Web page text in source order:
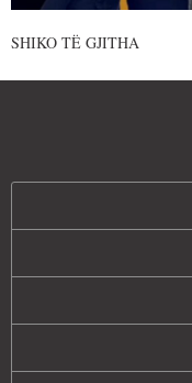
SHIKO TË GJITHA